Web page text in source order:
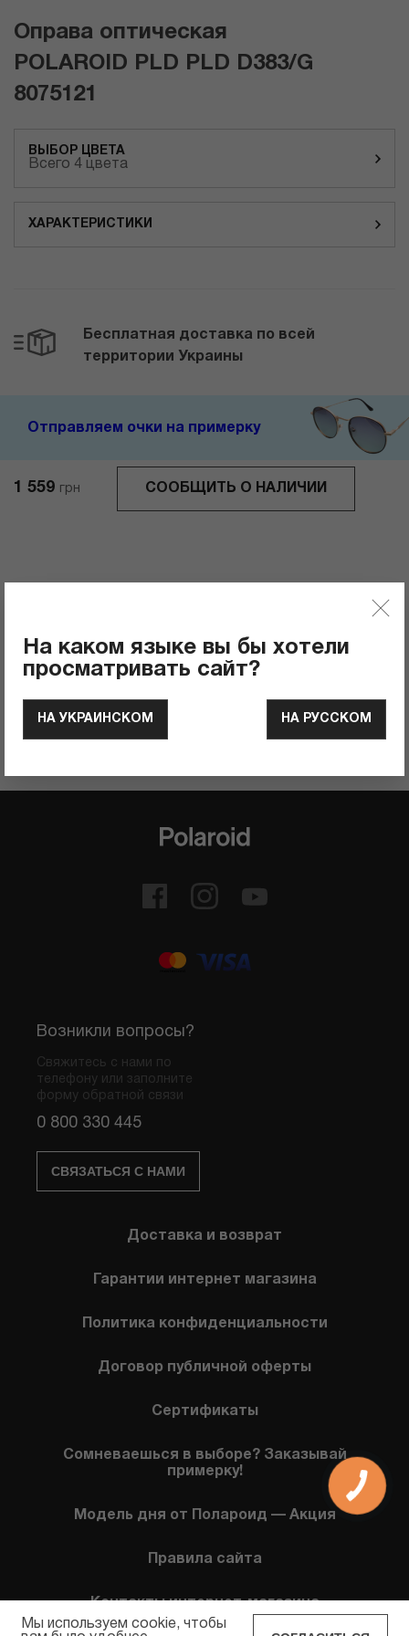
Оправа оптическая
POLAROID PLD PLD D383/G
8075121
ВЫБОР ЦВЕТА
Всего 4 цвета
ХАРАКТЕРИСТИКИ
1 559 грн СООБЩИТЬ О НАЛИЧИИ
Бесплатная доставка по всей
территории Украины
Отправляем очки на примерку
0
ОСТАВИТЬ ОТЗЫВ
Возникли вопросы?
Свяжитесь с нами по
телефону или заполните
форму обратной связи
0 800 330 445
СВЯЗАТЬСЯ С НАМИ
Доставка и возврат
Гарантии интернет магазина
Политика конфиденциальности
Договор публичной оферты
Сертификаты
Сомневаешься в выборе? Заказывай
примерку!
Модель дня от Полароид — Акция
Правила сайта
Контакты интернет-магазина
На каком языке вы бы хотели
просматривать сайт?
НА УКРАИНСКОМ НА РУССКОМ
Мы используем cookie, чтобы